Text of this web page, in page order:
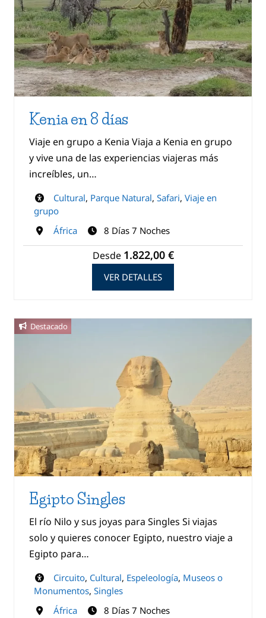
Kenia en 8 días
Viaje en grupo a Kenia Viaja a Kenia en grupo
y vive una de las experiencias viajeras más
increíbles, un…
Cultural, Parque Natural, Safari, Viaje en
grupo
África
8 Días 7 Noches
Desde 1.822,00 €
VER DETALLES
Destacado
Egipto Singles
El río Nilo y sus joyas para Singles Si viajas
solo y quieres conocer Egipto, nuestro viaje a
Egipto para…
Circuito, Cultural, Espeleología, Museos o
Monumentos, Singles
África
8 Días 7 Noches